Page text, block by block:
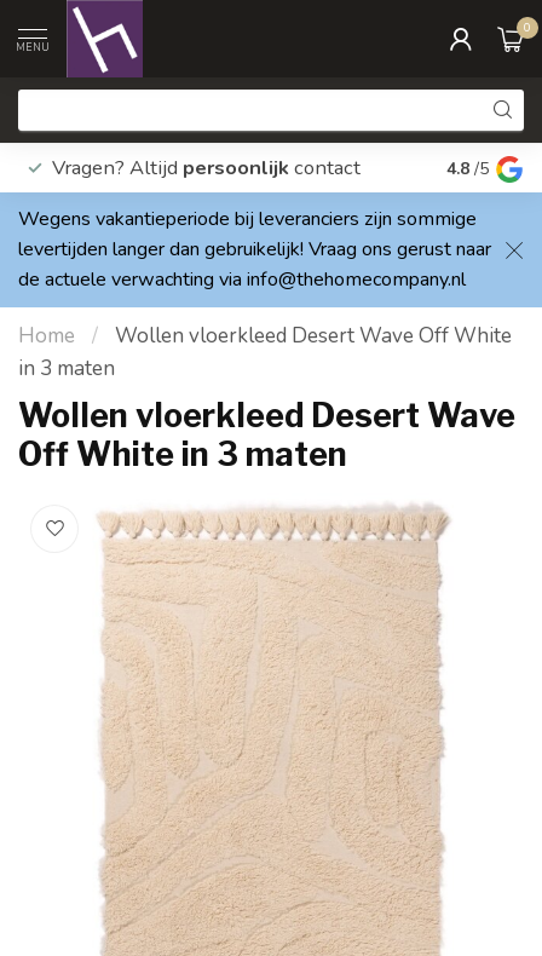
MENU
0
Vragen? Altijd persoonlijk contact Elke dag
4.8 /5
Wegens vakantieperiode bij leveranciers zijn sommige
levertijden langer dan gebruikelijk! Vraag ons gerust naar
de actuele verwachting via info@thehomecompany.nl
Home /
Wollen vloerkleed Desert Wave Off White
in 3 maten
Wollen vloerkleed Desert Wave
Off White in 3 maten